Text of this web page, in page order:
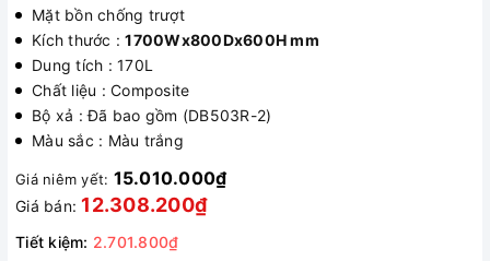
Mặt bồn chống trượt
Kích thước :1700Wx800Dx600H mm
Dung tích : 170L
Chất liệu : Composite
Bộ xả : Đã bao gồm (DB503R-2)
Màu sắc : Màu trắng
Giá niêm yết: 15.010.000₫
Giá bán: 12.308.200₫
Tiết kiệm: 2.701.800₫